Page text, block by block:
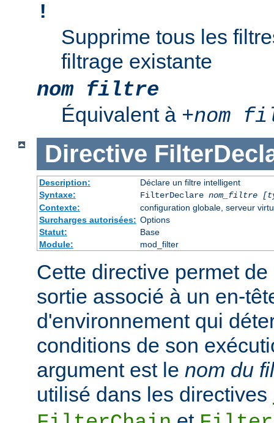
!
Supprime tous les
filtrage existante
nom filtre
Équivalent à +nom
Directive
Description:
Déclare un filtre intelligent
Syntaxe:
FilterDeclare nom_filtre
Contexte:
configuration globale, serveur
Surcharges autorisées: Options
Statut:
Base
Module:
mod_filter
Cette directive permet
sortie associé à un en-
d'environnement qui
conditions de son
argument est le nom du
utilisé dans les directives